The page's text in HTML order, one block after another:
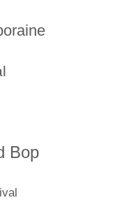
Bop